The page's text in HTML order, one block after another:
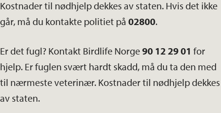
Kostnader til nødhjelp dekkes av staten. Hvis det ikke
går, må du kontakte politiet på02800.
Er det fugl? Kontakt Birdlife Norge90 12 29 01 for
hjelp. Er fuglen svært hardt skadd, må du ta den med
til nærmeste veterinær. Kostnader til nødhjelp dekkes
av staten.